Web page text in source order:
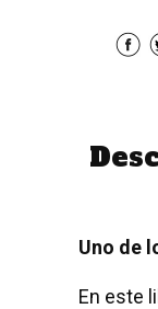
Uno de
En este